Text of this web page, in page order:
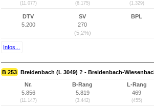
(11.077) (6.175) (1.329)
DTV
5.200
SV
270
(5,2%)
BPL
Infos...
B 253 Breidenbach (L 3049) ? - Breidenbach-
Nr.
5.856
(11.147)
B-Rang
5.819
(3.442)
L-Rang
469
(455)